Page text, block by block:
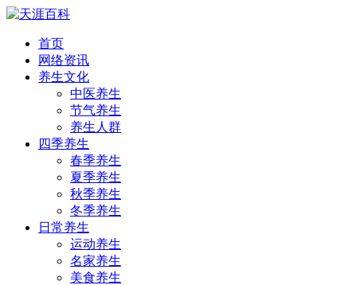
首页
网络资讯
养生文化
中医养生
节气养生
养生人群
四季养生
春季养生
夏季养生
秋季养生
冬季养生
日常养生
运动养生
名家养生
美食养生